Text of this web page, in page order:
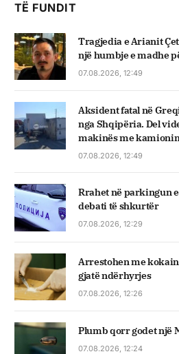
TË FUNDIT
Tragjedia e Arianit
një humbje e madhe
07.08.2026, 12:49
Aksident fatal në
nga Shqipëria. Del
makinës me kamionin
07.08.2026, 12:49
Rrahet në parkingun
debati të shkurtër
07.08.2026, 12:29
Arrestohen me
gjatë ndërhyrjes
07.08.2026, 12:26
Plumb qorr godet një
07.08.2026, 12:24